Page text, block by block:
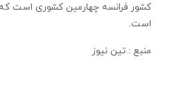
كشور فرانسه چهارمین كشوری است
است.
منبع : تین نیوز